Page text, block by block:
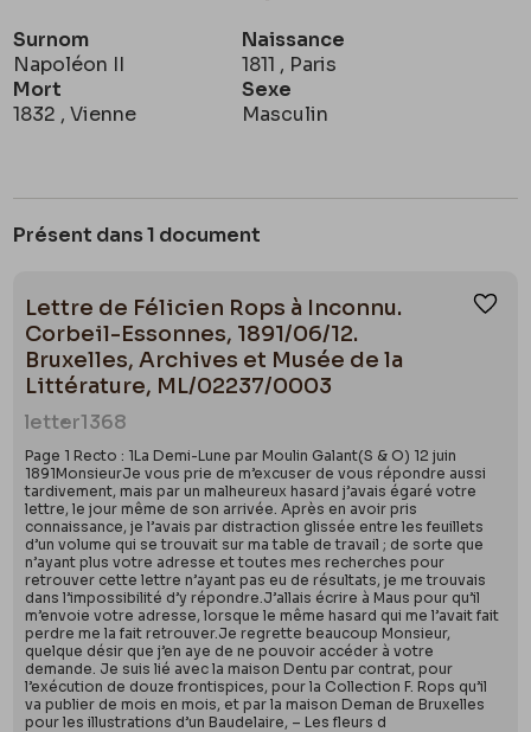
Surnom
Napoléon II
Naissance
1811 , Paris
Mort
1832 , Vienne
Sexe
Masculin
Présent dans 1 document
Lettre de Félicien Rops à Inconnu.
Corbeil-Essonnes, 1891/06/12.
Bruxelles, Archives et Musée de la
Littérature, ML/02237/0003
letter1368
Page 1 Recto : 1La Demi-Lune par Moulin Galant(S & O) 12 juin
1891MonsieurJe vous prie de m’excuser de vous répondre aussi
tardivement, mais par un malheureux hasard j’avais égaré votre
lettre, le jour même de son arrivée. Après en avoir pris
connaissance, je l’avais par distraction glissée entre les feuillets
d’un volume qui se trouvait sur ma table de travail ; de sorte que
n’ayant plus votre adresse et toutes mes recherches pour
retrouver cette lettre n’ayant pas eu de résultats, je me trouvais
dans l’impossibilité d’y répondre.J’allais écrire à Maus pour qu’il
m’envoie votre adresse, lorsque le même hasard qui me l’avait fait
perdre me la fait retrouver.Je regrette beaucoup Monsieur,
quelque désir que j’en aye de ne pouvoir accéder à votre
demande. Je suis lié avec la maison Dentu par contrat, pour
l’exécution de douze frontispices, pour la Collection F. Rops qu’il
va publier de mois en mois, et par la maison Deman de Bruxelles
pour les illustrations d’un Baudelaire, – Les fleurs d